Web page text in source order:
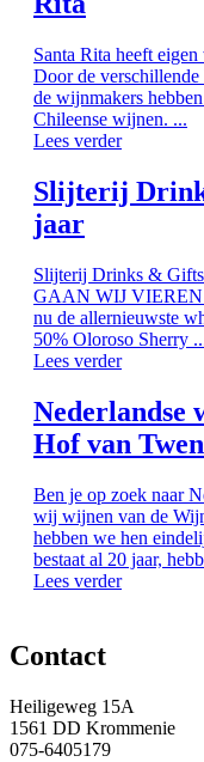
Santa Rita heeft
Door de verschillende
de wijnmakers
Chileense wijnen. ...
Lees verder
Slijterij
jaar
Slijterij Drinks &
GAAN WIJ
nu de allernieuwste
50% Oloroso Sherry
Lees verder
Nederlandse
Hof van
Ben je op zoek naar
wij wijnen van de
hebben we hen
bestaat al 20 jaar,
Lees verder
Contact
Heiligeweg 15A
1561 DD Krommenie
075-6405179